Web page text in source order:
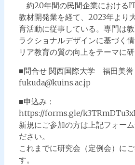
約20年間の民間企業におけるIT
教材開発業を経て、2023年より
育活動に従事している。専門は
ラクショナルデザインに基づく
リア教育の質の向上をテーマに研
■問合せ 関西国際大学 福田美
fukuda@kuins.ac.jp
■申込み：
https://forms.gle/
新規にご参加の方は上記フォー
ださい。
これまでに研究会（定例会）に
す。